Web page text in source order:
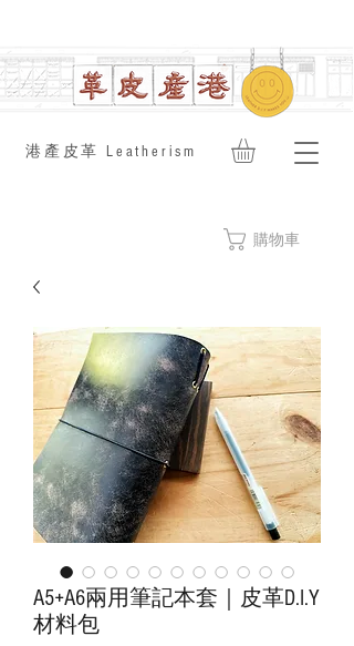
​港產皮革 Leatherism
購物車
A5+A6兩用筆記本套｜皮革D.I.Y
材料包